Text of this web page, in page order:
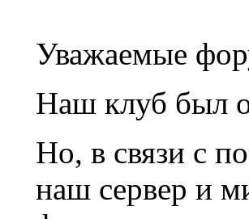
Уважаемые
Наш клуб был
Но, в связи с
наш сервер и